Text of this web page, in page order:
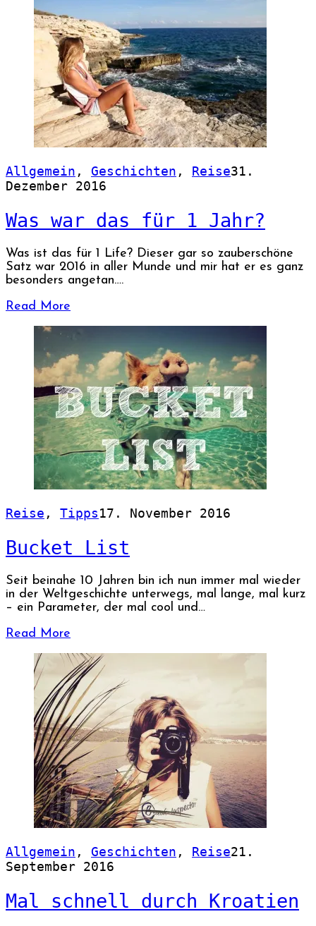
Allgemein , Geschichten , Reise31.
Dezember 2016
Was war das für 1 Jahr?
Was ist das für 1 Life? Dieser gar so zauberschöne
Satz war 2016 in aller Munde und mir hat er es ganz
besonders angetan….
Read More
Reise , Tipps17. November 2016
Bucket List
Seit beinahe 10 Jahren bin ich nun immer mal wieder
in der Weltgeschichte unterwegs, mal lange, mal kurz
– ein Parameter, der mal cool und…
Read More
Allgemein , Geschichten , Reise21.
September 2016
Mal schnell durch Kroatien